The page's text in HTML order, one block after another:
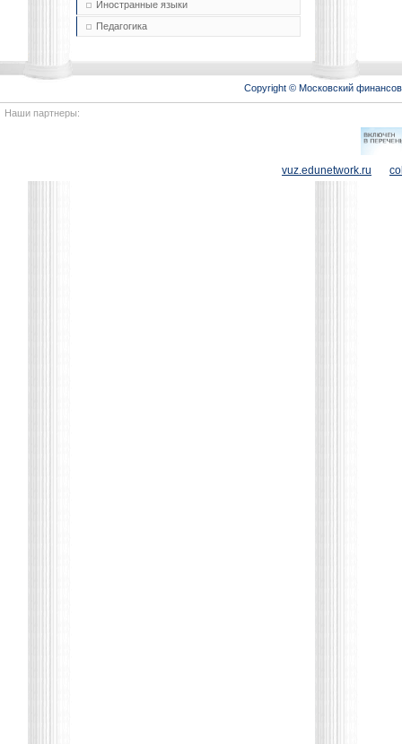
Иностранные языки
Педагогика
Copyright © Московский
Наши партнеры:
vuz.edunetwork.ru